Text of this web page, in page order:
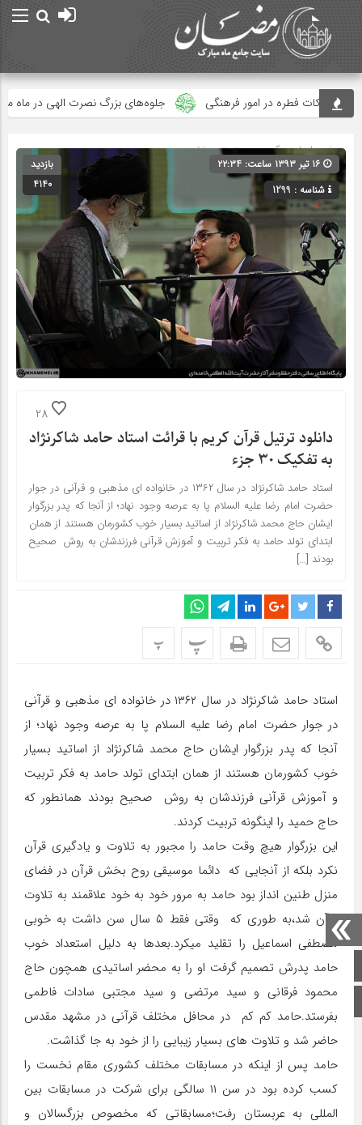
صفحه اصلی
اینستاگرام
زکات فطره در امور فرهنگی جلوه‌های بزرگ نصرت الهی در ماه
صفحه اصلی» گروه » دسته‌بندی نشده
شناسه : 1299
بازدید
4140
28
دانلود ترتیل قرآن کریم با قرائت استاد حامد شاکرنژاد
به تفکیک ۳۰ جزء
استاد حامد شاکرنژاد در سال ۱۳۶۲ در خانواده ای مذهبی و قرآنی در جوار
حضرت امام رضا علیه السلام پا به عرصه وجود نهاد؛ از آنجا که پدر بزرگوار
ایشان حاج محمد شاکرنژاد از اساتید بسیار خوب کشورمان هستند از همان
ابتدای تولد حامد به فکر تربیت و آموزش قرآنی فرزندشان به روش صحیح
بودند […]
پ پ
استاد حامد شاکرنژاد در سال ۱۳۶۲ در خانواده ای مذهبی و قرآنی
در جوار حضرت امام رضا علیه السلام پا به عرصه وجود نهاد؛ از
آنجا که پدر بزرگوار ایشان حاج محمد شاکرنژاد از اساتید بسیار
خوب کشورمان هستند از همان ابتدای تولد حامد به فکر تربیت
و آموزش قرآنی فرزندشان به روش صحیح بودند همانطور که
حاج حمید را اینگونه تربیت کردند.
این بزرگوار هیچ وقت حامد را مجبور به تلاوت و یادگیری قرآن
نکرد بلکه از آنجایی که دائما موسیقی روح بخش قرآن در فضای
منزل طنین انداز بود حامد به مرور خود به خود علاقمند به تلاوت
قرآن شد،به طوری که وقتی فقط ۵ سال سن داشت به خوبی
مصطفی اسماعیل را تقلید میکرد.بعدها به دلیل استعداد خوب
حامد پدرش تصمیم گرفت او را به محضر اساتیدی همچون حاج
محمود فرقانی و سید مرتضی و سید مجتبی سادات فاطمی
بفرستد.حامد کم کم در محافل مختلف قرآنی در مشهد مقدس
حاضر شد و تلاوت های بسیار زیبایی را از خود به جا گذاشت.
حامد پس از اینکه در مسابقات مختلف کشوری مقام نخست را
کسب کرده بود در سن ۱۱ سالگی برای شرکت در مسابقات بین
المللی به عربستان رفت؛مسابقاتی که مخصوص بزرگسالان و